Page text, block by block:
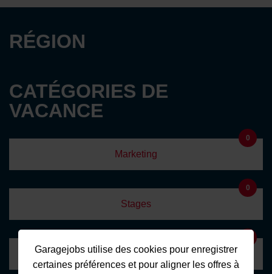
RÉGION
CATÉGORIES DE
VACANCE
Marketing
0
Stages
0
Management
Garagejobs utilise des cookies pour enregistrer
certaines préférences et pour aligner les offres à